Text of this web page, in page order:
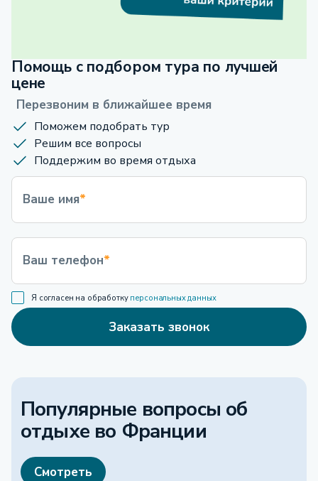
Помощь с подбором тура по лучшей
цене
Перезвоним в ближайшее время
Поможем подобрать тур
Решим все вопросы
Поддержим во время отдыха
Ваше имя*
Ваш телефон*
Я согласен на обработку персональных данных
Заказать звонок
Популярные вопросы об
отдыхе во Франции
Смотреть